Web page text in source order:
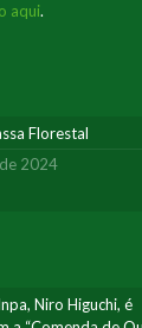
aqui.
Florestal
2024
Niro Higuchi, é